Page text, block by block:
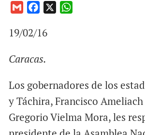
a
l
c
b
o
k
p
19/02/16
Caracas.
Los gobernadores de los
y Táchira, Francisco Ameliach
Gregorio Vielma Mora, les